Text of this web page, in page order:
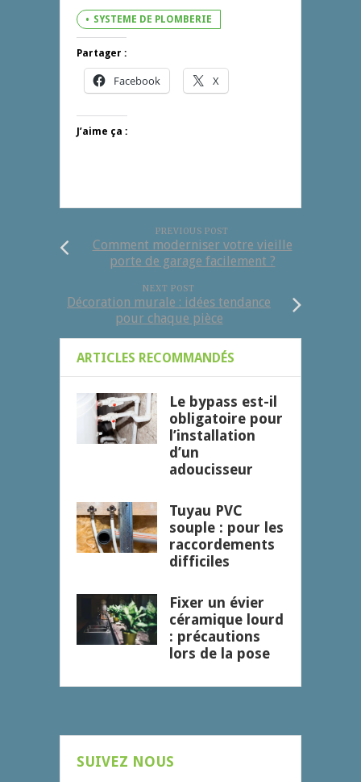
SYSTEME DE PLOMBERIE
Partager :
Facebook X
J’aime ça :
PREVIOUS POST
Comment moderniser votre vieille
porte de garage facilement ?
NEXT POST
Décoration murale : idées tendance
pour chaque pièce
ARTICLES RECOMMANDÉS
Le bypass est-il
obligatoire pour
l’installation
d’un
adoucisseur
Tuyau PVC
souple : pour les
raccordements
difficiles
Fixer un évier
céramique lourd
: précautions
lors de la pose
SUIVEZ NOUS